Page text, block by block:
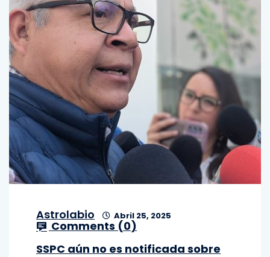
Astrolabio Abril 25, 2025
Comments (0)
SSPC aún no es notificada sobre